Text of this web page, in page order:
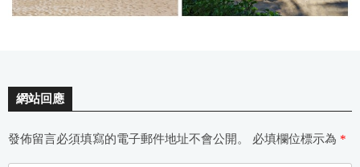
網站回應
發佈留言必須填寫的電子郵件地址不會公開。 必填欄位標示為 *